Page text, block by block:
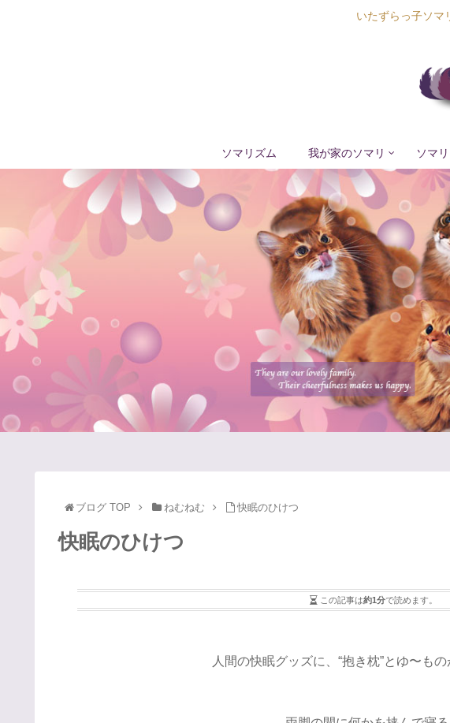
いたずらっ子ソマ
ソマリズム 我が家のソマリ ソマ
ブログ TOP ねむねむ 快眠のひけつ
快眠のひけつ
この記事は約1分で読めます。
人間の快眠グッズに、“抱き枕”とゆ〜も